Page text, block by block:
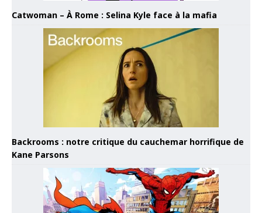
Catwoman – À Rome : Selina Kyle face à la mafia
Backrooms : notre critique du cauchemar horrifique de
Kane Parsons